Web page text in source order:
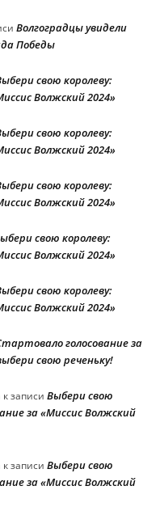
Волгоградцы увидели
Победы
свою королеву:
Волжский 2024»
свою королеву:
Волжский 2024»
свою королеву:
Волжский 2024»
свою королеву:
Волжский 2024»
свою королеву:
Волжский 2024»
голосование за
свою реченьку!
к записи Выбери свою
за «Миссис Волжский
к записи Выбери свою
за «Миссис Волжский